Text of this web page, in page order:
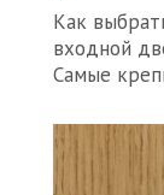
Как
входной
Самые